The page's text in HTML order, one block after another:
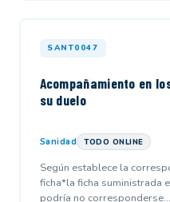
SANT0047
Acompañamiento en
su duelo
Sanidad TODO ONLINE
Según establece la
ficha*la ficha suministrada
podría no corresponderse...